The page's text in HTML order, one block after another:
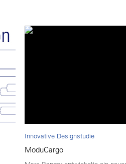
Innovative Designstudie
ModuCargo